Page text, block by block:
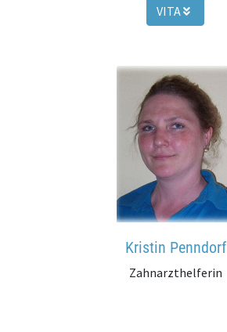
VITA
Kristin Penndorf
Zahnarzthelferin